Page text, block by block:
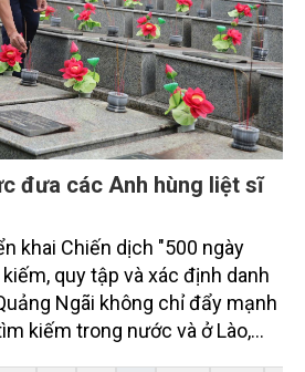
đưa các Anh hùng liệt sĩ
khai Chiến dịch "500 ngày
quy tập và xác định danh
Ngãi không chỉ đẩy mạnh
kiếm trong nước và ở Lào,